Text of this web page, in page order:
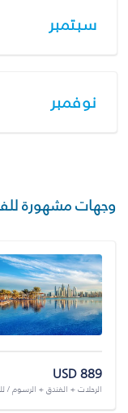
سبتمبر
نوفمبر
وجهات مشهورة
USD 889
الرحلات + الفندق + الرسوم /